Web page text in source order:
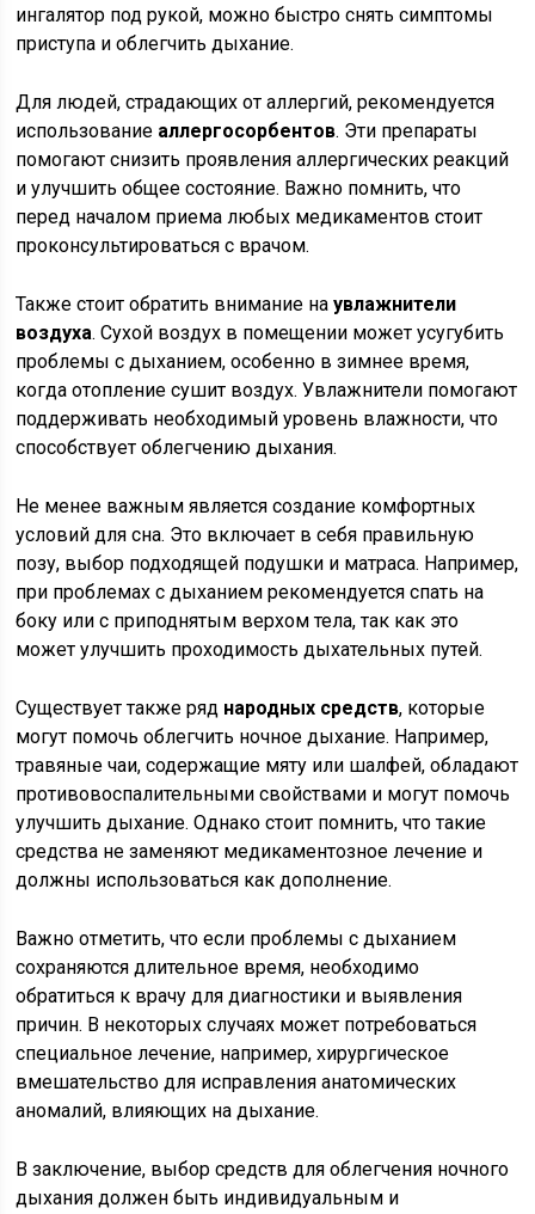
ингалятор под рукой, можно быстро снять симптомы
приступа и облегчить дыхание.
Для людей, страдающих от аллергий, рекомендуется
использование аллергосорбентов. Эти препараты
помогают снизить проявления аллергических реакций
и улучшить общее состояние. Важно помнить, что
перед началом приема любых медикаментов стоит
проконсультироваться с врачом.
Также стоит обратить внимание наувлажнители
воздуха. Сухой воздух в помещении может усугубить
проблемы с дыханием, особенно в зимнее время,
когда отопление сушит воздух. Увлажнители помогают
поддерживать необходимый уровень влажности, что
способствует облегчению дыхания.
Не менее важным является создание комфортных
условий для сна. Это включает в себя правильную
позу, выбор подходящей подушки и матраса. Например,
при проблемах с дыханием рекомендуется спать на
боку или с приподнятым верхом тела, так как это
может улучшить проходимость дыхательных путей.
Существует также ряд народных средств, которые
могут помочь облегчить ночное дыхание. Например,
травяные чаи, содержащие мяту или шалфей, обладают
противовоспалительными свойствами и могут помочь
улучшить дыхание. Однако стоит помнить, что такие
средства не заменяют медикаментозное лечение и
должны использоваться как дополнение.
Важно отметить, что если проблемы с дыханием
сохраняются длительное время, необходимо
обратиться к врачу для диагностики и выявления
причин. В некоторых случаях может потребоваться
специальное лечение, например, хирургическое
вмешательство для исправления анатомических
аномалий, влияющих на дыхание.
В заключение, выбор средств для облегчения ночного
дыхания должен быть индивидуальным и